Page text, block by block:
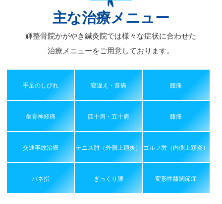
主な治療メニュー
輝整骨院かがやき鍼灸院では様々な症状に合わせた
治療メニューをご用意しております。
手足のしびれ 寝違え・首痛 腰痛
坐骨神経痛 四十肩・五十肩 膝痛
交通事故治療 テニス肘（外側上顆炎） ゴルフ肘（内側上顆炎）
バネ指 ぎっくり腰 変形性膝関節症